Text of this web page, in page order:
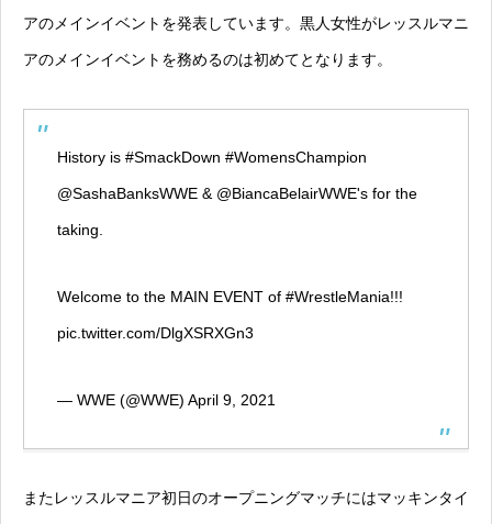
アのメインイベントを発表しています。黒人女性がレッスルマニ
アのメインイベントを務めるのは初めてとなります。
History is #SmackDown #WomensChampion
@SashaBanksWWE & @BiancaBelairWWE's for the
taking.
Welcome to the MAIN EVENT of #WrestleMania!!!
pic.twitter.com/DlgXSRXGn3
— WWE (@WWE) April 9, 2021
またレッスルマニア初日のオープニングマッチにはマッキンタイ